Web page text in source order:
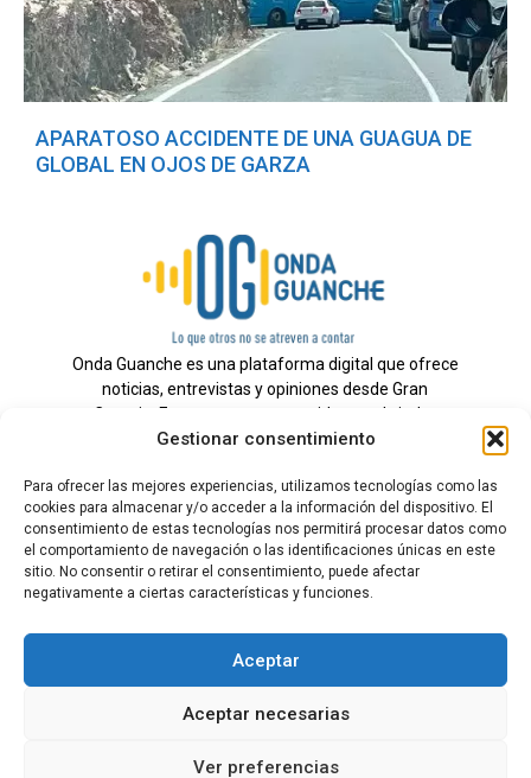
Gestionar consentimiento
Para ofrecer las mejores experiencias, utilizamos tecnologías como las
cookies para almacenar y/o acceder a la información del dispositivo. El
consentimiento de estas tecnologías nos permitirá procesar datos como
el comportamiento de navegación o las identificaciones únicas en este
sitio. No consentir o retirar el consentimiento, puede afectar
negativamente a ciertas características y funciones.
Aceptar
Aceptar necesarias
Ver preferencias
APARATOSO ACCIDENTE DE UNA GUAGUA DE
GLOBAL EN OJOS DE GARZA
Onda Guanche es una plataforma digital que ofrece
noticias, entrevistas y opiniones desde Gran
Canaria. Estamos comprometidos con brindar
información veraz y un periodismo independiente a
Todos los derechos reservados.
Radio
Contacto
Aviso Legal